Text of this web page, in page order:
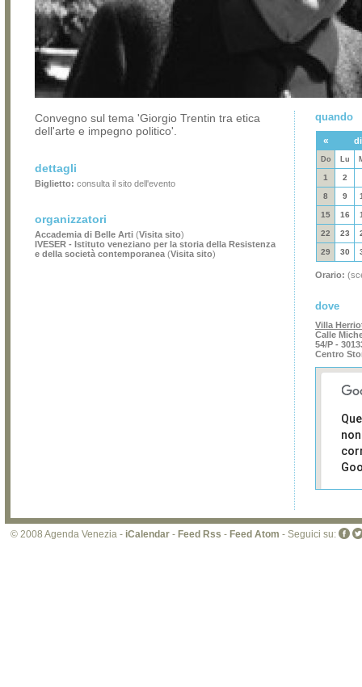
Convegno sul tema 'Giorgio Trentin tra etica
dell'arte e impegno politico'.
dettagli
Biglietto: consulta il sito dell'evento
organizzatori
Accademia di Belle Arti (Visita sito)
IVESER - Istituto veneziano per la storia della Resistenza
e della società contemporanea (Visita sito)
quando
«
Do Lu
1 2
8 9
15 16
22 23
29 30
Orario:
dove
Villa
Calle
54/P -
Centro
di
sito
© 2008 Agenda Venezia - iCalendar - Feed Rss - Feed Atom - Seguici su: